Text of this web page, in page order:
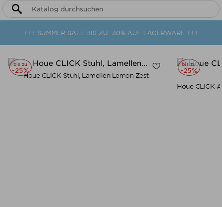
+++ SUMMER SALE BIS ZU 30% AUF LAGERWARE +++
bis zu
-25%
Houe CLICK Stuhl, Lamellen Lemon Zest
bis zu
-25%
Houe CLICK